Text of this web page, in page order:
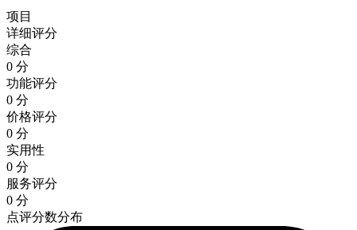
项目
详细评分
综合
0 分
功能评分
0 分
价格评分
0 分
实用性
0 分
服务评分
0 分
点评分数分布